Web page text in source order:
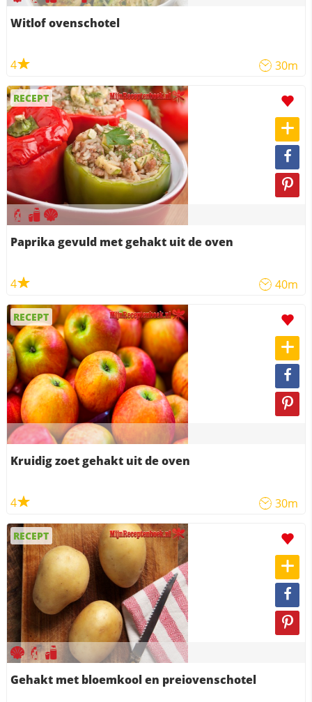
Witlof ovenschotel
4 30m
RECEPT
Paprika gevuld met gehakt uit de oven
4 40m
RECEPT
Kruidig zoet gehakt uit de oven
4 30m
RECEPT
Gehakt met bloemkool en preiovenschotel